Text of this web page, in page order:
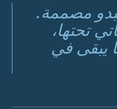
مصممة.
تحتها،
يبقى في